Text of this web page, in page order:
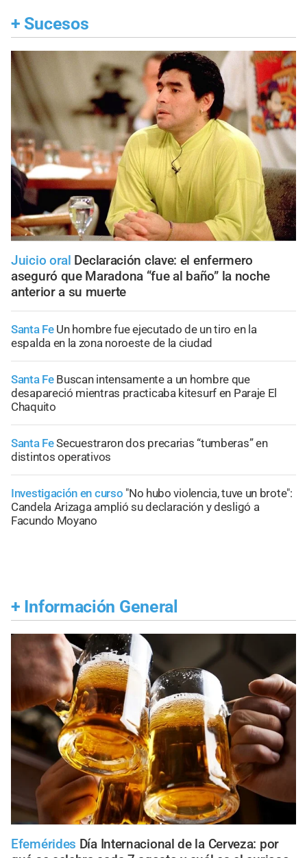
+ Sucesos
Juicio oral Declaración clave: el enfermero
aseguró que Maradona “fue al baño” la noche
anterior a su muerte
Santa Fe Un hombre fue ejecutado de un tiro en la
espalda en la zona noroeste de la ciudad
Santa Fe Buscan intensamente a un hombre que
desapareció mientras practicaba kitesurf en Paraje El
Chaquito
Santa FeSecuestraron dos precarias “tumberas” en
distintos operativos
Investigación en curso "No hubo violencia, tuve un brote":
Candela Arizaga amplió su declaración y desligó a
Facundo Moyano
+ Información General
Efemérides Día Internacional de la Cerveza: por